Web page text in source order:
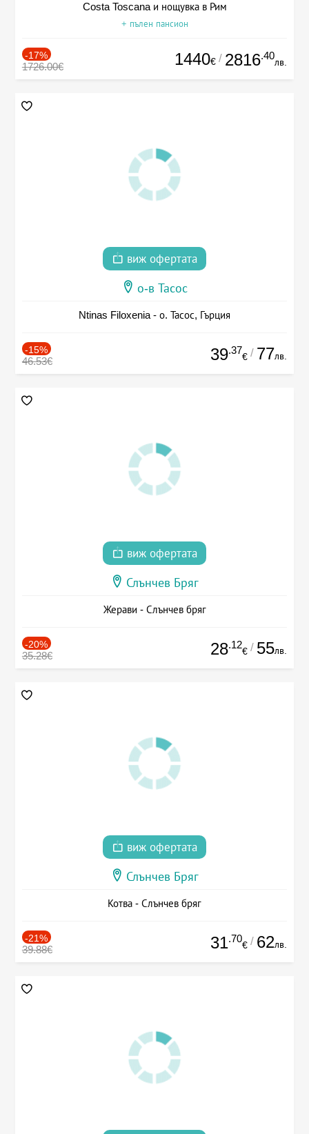
Costa Toscana и нощувка в Рим
+ пълен пансион
-17%
1726.00€ 1440€ / 2816.40
лв.
виж офертата
о-в Тасос
Ntinas Filoxenia - о. Тасос, Гърция
-15%
46.53€ 39.37
€ / 77лв.
виж офертата
Слънчев Бряг
Жерави - Слънчев бряг
-20%
35.28€ 28.12
€ / 55лв.
виж офертата
Слънчев Бряг
Котва - Слънчев бряг
-21%
39.88€ 31.70
€ / 62лв.